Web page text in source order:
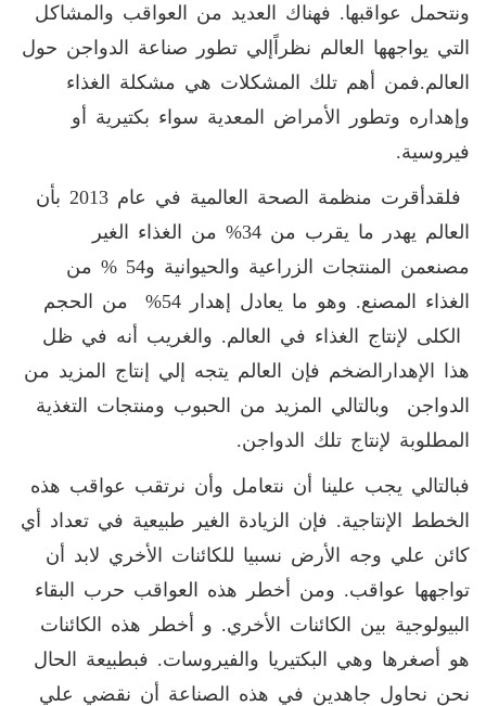
ونتحمل عواقبها. فهناك العديد من العواقب والمشاكل
التي يواجهها العالم نظراًإلي تطور صناعة الدواجن حول
العالم.فمن أهم تلك المشكلات هي مشكلة الغذاء
وإهداره وتطور الأمراض المعدية سواء بكتيرية أو
فيروسية.
فلقدأقرت منظمة الصحة العالمية في عام 2013 بأن
العالم يهدر ما يقرب من 34% من الغذاء الغير
مصنعمن المنتجات الزراعية والحيوانية و54 % من
الغذاء المصنع. وهو ما يعادل إهدار 54% من الحجم
الكلى لإنتاج الغذاء في العالم. والغريب أنه في ظل
هذا الإهدارالضخم فإن العالم يتجه إلي إنتاج المزيد من
الدواجن وبالتالي المزيد من الحبوب ومنتجات التغذية
المطلوبة لإنتاج تلك الدواجن.
فبالتالي يجب علينا أن نتعامل وأن نرتقب عواقب هذه
الخطط الإنتاجية. فإن الزيادة الغير طبيعية في تعداد أي
كائن علي وجه الأرض نسبيا للكائنات الأخري لابد أن
تواجهها عواقب. ومن أخطر هذه العواقب حرب البقاء
البيولوجية بين الكائنات الأخري. و أخطر هذه الكائنات
هو أصغرها وهي البكتيريا والفيروسات. فبطبيعة الحال
نحن نحاول جاهدين في هذه الصناعة أن نقضي علي